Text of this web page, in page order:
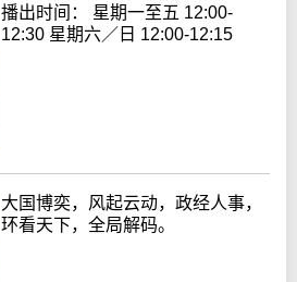
播出时间： 星期一至五 12:00-
12:30 星期六／日 12:00-12:15
大国博奕，风起云动，政经人事，
环看天下，全局解码。